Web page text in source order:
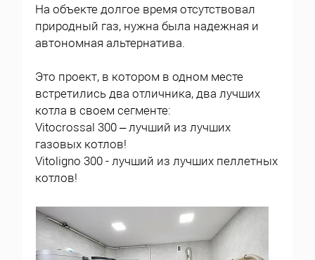
На объекте долгое время отсутствовал
природный газ, нужна была надежная и
автономная альтернатива.
Это проект, в котором в одном месте
встретились два отличника, два лучших
котла в своем сегменте:
Vitocrossal 300 – лучший из лучших
газовых котлов!
Vitoligno 300 - лучший из лучших пеллетных
котлов!